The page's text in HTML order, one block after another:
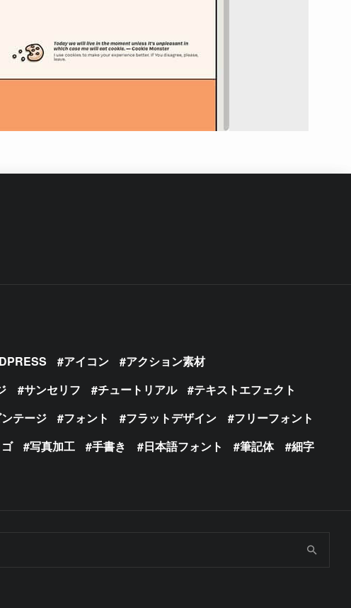
アイコン
アクション素材
サンセリフ チュートリアル
テキストエフェクト
テージ フォント フラットデザイン
フリーフォント
写真加工 手書き 日本語フォント 筆記体
細字